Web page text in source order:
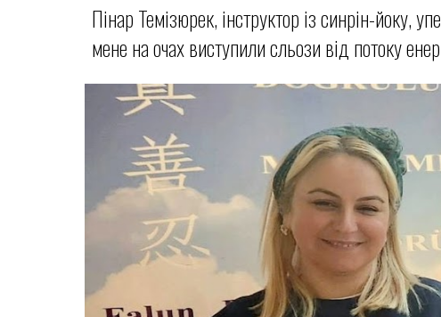
Пінар Темізюрек, інструктор із синрін-йоку,
мене на очах виступили сльози від потоку